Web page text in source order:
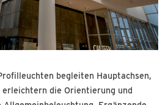
begleiten Hauptachsen,
die Orientierung und